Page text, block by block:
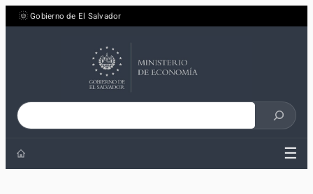
Saltar
al
Gobierno de El Salvador
Buscar
el
sitio
☰